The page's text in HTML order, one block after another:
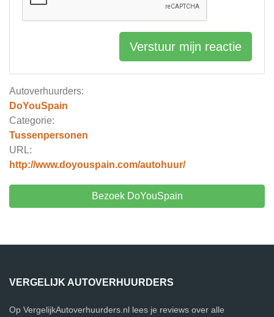
Autoverhuurders:
DoYouSpain
Categorie:
Tussenpersonen
URL:
http://www.doyouspain.com/autohuur/
Bezoek DoYouSpain
Verstuur mijn reactie
VERGELIJK AUTOVERHUURDERS
Op VergelijkAutoverhuurders.nl lees je reviews over alle